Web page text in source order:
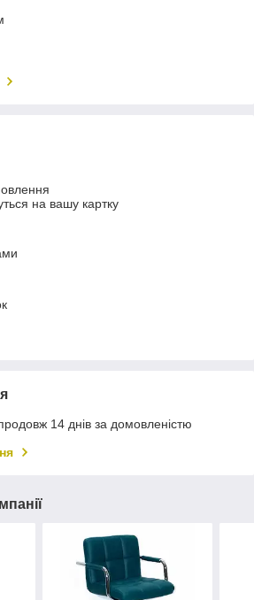
на вашу картку
14 днів за домовленістю